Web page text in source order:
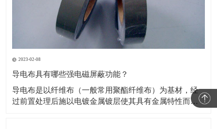
2023-02-08
导电布具有哪些强电磁屏蔽功能？
导电布是以纤维布（一般常用聚酯纤维布）为基材，经
过前置处理后施以电镀金属镀层使其具有金属特性而成